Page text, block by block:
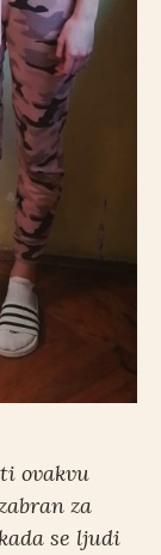
ovakvu
za
se ljudi